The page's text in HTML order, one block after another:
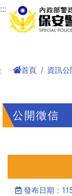
進入內容區塊
:::
首頁 資訊公
公開徵信
發布日期：